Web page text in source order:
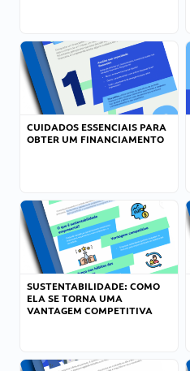
CUIDADOS ESSENCIAIS PARA
OBTER UM FINANCIAMENTO
SUSTENTABILIDADE: COMO
ELA SE TORNA UMA
VANTAGEM COMPETITIVA